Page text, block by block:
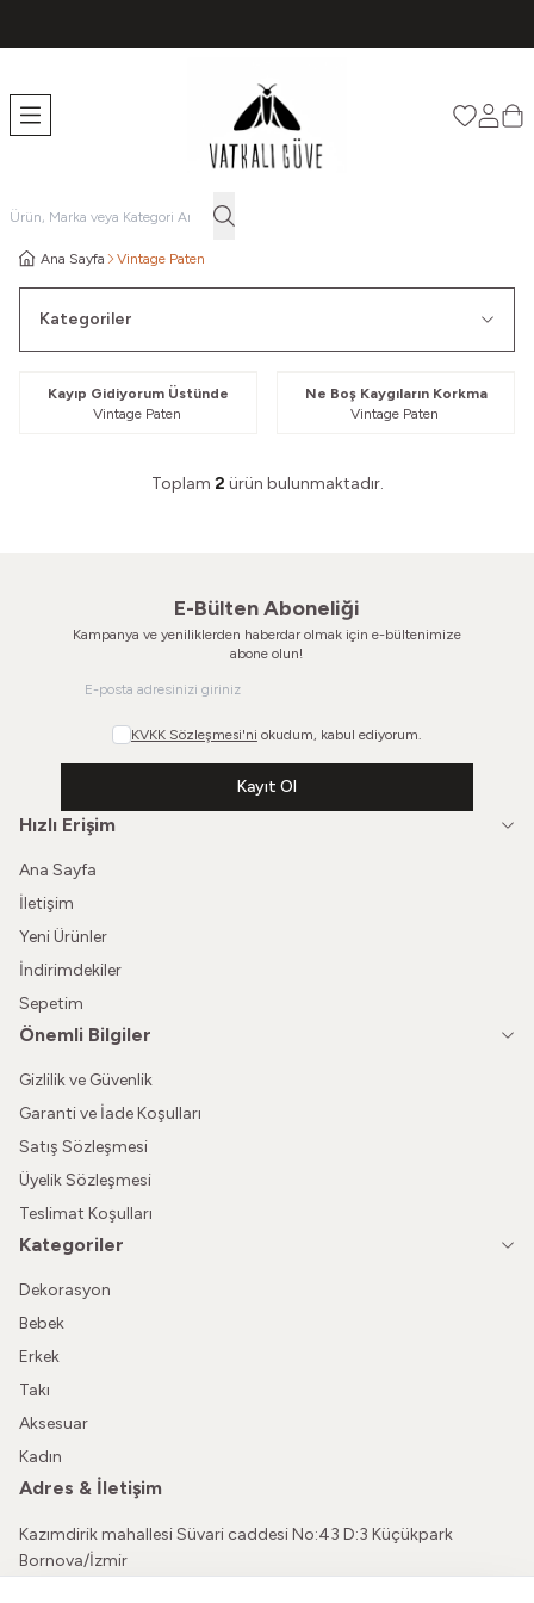
Favorilerim
Ana Sayfa Vintage Paten
Kategoriler
Kayıp Gidiyorum Üstünde
Vintage Paten
Ne Boş Kaygıların Korkma
Vintage Paten
Toplam 2 ürün bulunmaktadır.
E-Bülten Aboneliği
Kampanya ve yeniliklerden haberdar olmak için e-bültenimize
abone olun!
KVKK Sözleşmesi'ni okudum, kabul ediyorum.
Kayıt Ol
Hızlı Erişim
Ana Sayfa
İletişim
Yeni Ürünler
İndirimdekiler
Sepetim
Önemli Bilgiler
Gizlilik ve Güvenlik
Garanti ve İade Koşulları
Satış Sözleşmesi
Üyelik Sözleşmesi
Teslimat Koşulları
Kategoriler
Dekorasyon
Bebek
Erkek
Takı
Aksesuar
Kadın
Adres & İletişim
Kazımdirik mahallesi Süvari caddesi No:43 D:3 Küçükpark
Bornova/İzmir